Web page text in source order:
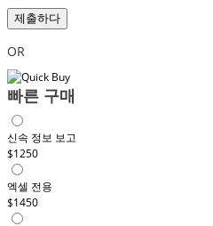
제출하다
OR
빠른 구매
신속 정보 보고
$1250
엑셀 전용
$1450